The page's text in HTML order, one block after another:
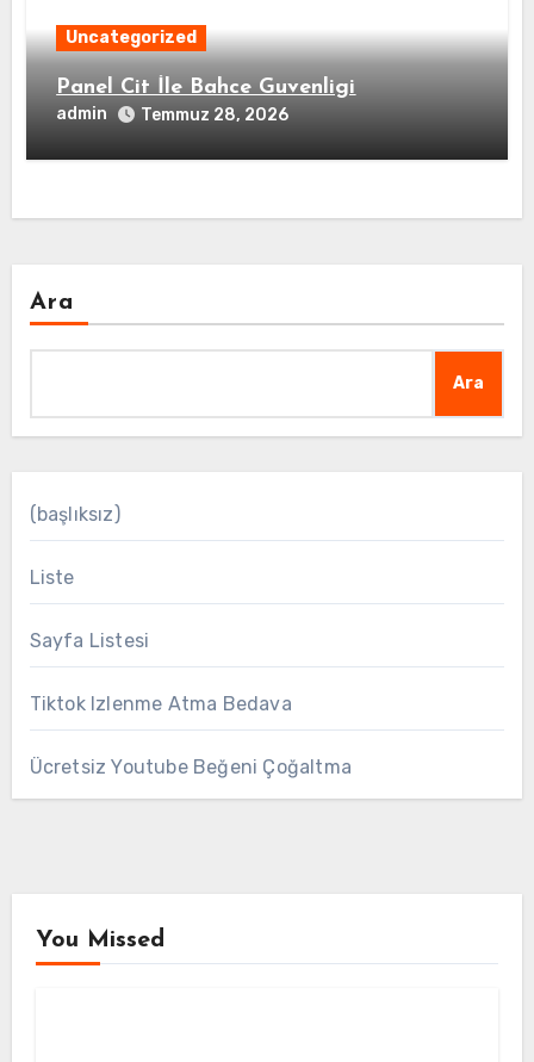
Uncategorized
Panel Cit İle Bahce Guvenligi
admin Temmuz 28, 2026
Ara
Ara
(başlıksız)
Liste
Sayfa Listesi
Tiktok Izlenme Atma Bedava
Ücretsiz Youtube Beğeni Çoğaltma
You Missed